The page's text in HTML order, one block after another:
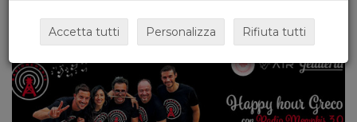
Accetta tutti Personalizza Rifiuta tutti